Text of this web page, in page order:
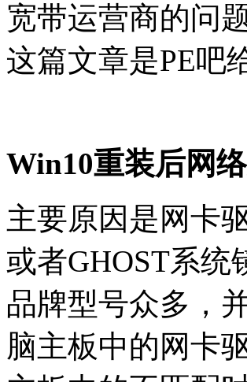
宽带运营商的问
这篇文章是PE吧
Win10重装后网
主要原因是网卡
或者GHOST系
品牌型号众多，
脑主板中的网卡